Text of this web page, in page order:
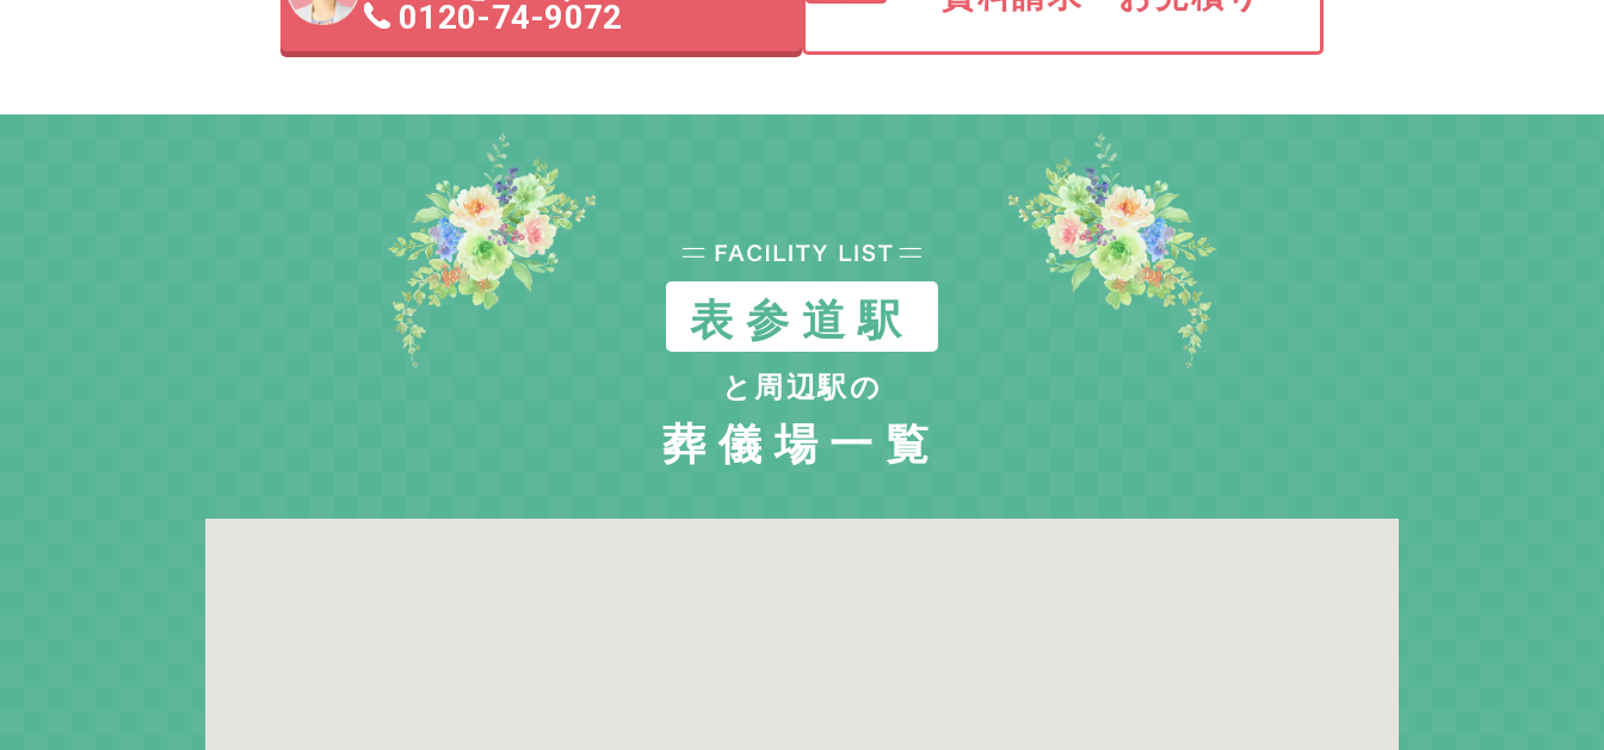
0120-74-9072
表参道駅
と周辺駅の
葬儀場一覧